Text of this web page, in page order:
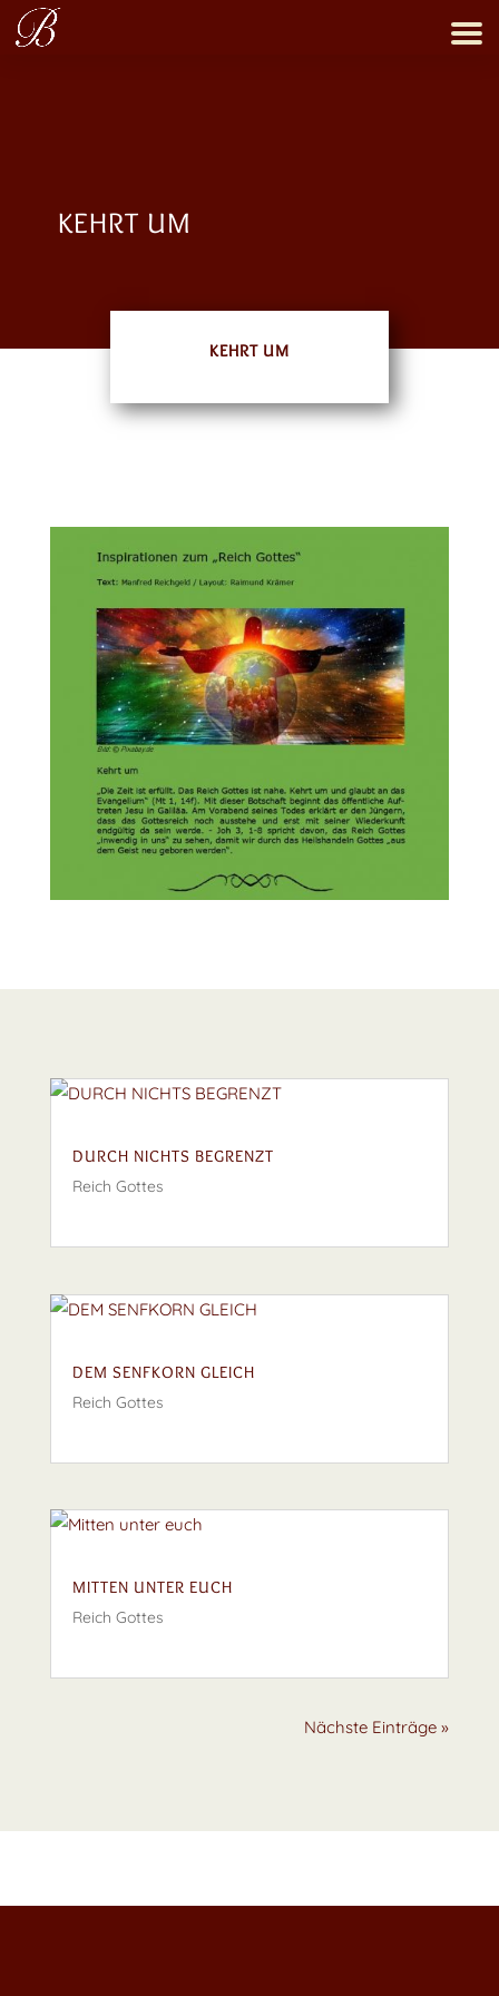
KEHRT UM
KEHRT UM
DURCH NICHTS BEGRENZT
Reich Gottes
DEM SENFKORN GLEICH
Reich Gottes
MITTEN UNTER EUCH
Reich Gottes
Nächste Einträge »